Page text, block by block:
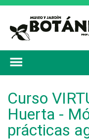
Curso
Huerta -
prácticas